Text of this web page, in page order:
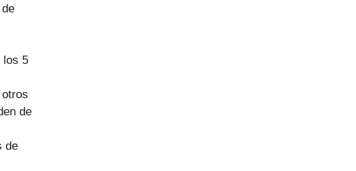
los 5
de
de